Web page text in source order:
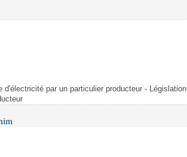
par un particulier producteur - Législation